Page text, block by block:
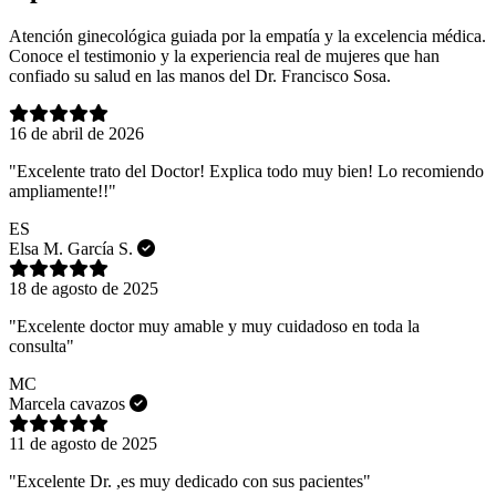
Atención ginecológica guiada por la empatía y la excelencia médica.
Conoce el testimonio y la experiencia real de mujeres que han
confiado su salud en las manos del Dr. Francisco Sosa.
16 de abril de 2026
"Excelente trato del Doctor! Explica todo muy bien! Lo recomiendo
ampliamente!!"
ES
Elsa M. García S.
18 de agosto de 2025
"Excelente doctor muy amable y muy cuidadoso en toda la
consulta"
MC
Marcela cavazos
11 de agosto de 2025
"Excelente Dr. ,es muy dedicado con sus pacientes"